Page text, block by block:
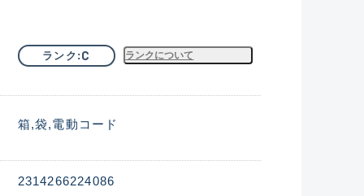
ランク C ランクについて
箱 袋 電動コード
2314266224086